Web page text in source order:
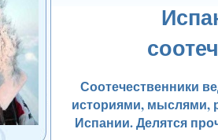
Соотечественники
историями, мыслями,
Испании. Делятся